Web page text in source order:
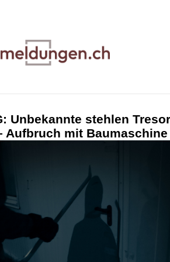
Unbekannte stehlen
Aufbruch mit Baumaschine